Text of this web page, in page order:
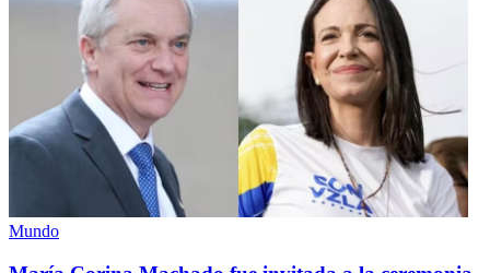
Mundo